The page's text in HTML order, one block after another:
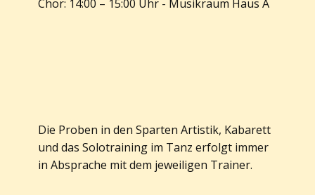
Chor: 14:00 – 15:00 Uhr - Musikraum Haus A
Die Proben in den Sparten Artistik, Kabarett
und das Solotraining im Tanz erfolgt immer
in Absprache mit dem jeweiligen Trainer.